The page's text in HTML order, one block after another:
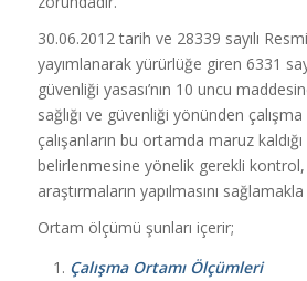
30.06.2012 tarih ve 28339 sayılı
yayımlanarak yürürlüğe giren 6331
güvenliği yasası’nın 10 uncu
sağlığı ve güvenliği yönünden
çalışanların bu ortamda maruz
belirlenmesine yönelik gerekli
araştırmaların yapılmasını
Ortam ölçümü şunları içerir;
Çalışma Ortamı Ölçümleri